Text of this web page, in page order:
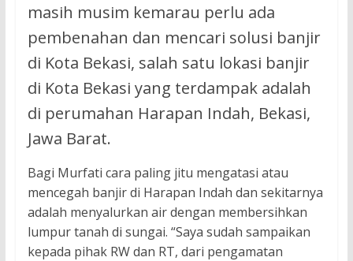
masih musim kemarau perlu ada
pembenahan dan mencari solusi banjir
di Kota Bekasi, salah satu lokasi banjir
di Kota Bekasi yang terdampak adalah
di perumahan Harapan Indah, Bekasi,
Jawa Barat.
Bagi Murfati cara paling jitu mengatasi atau
mencegah banjir di Harapan Indah dan sekitarnya
adalah menyalurkan air dengan membersihkan
lumpur tanah di sungai. “Saya sudah sampaikan
kepada pihak RW dan RT, dari pengamatan